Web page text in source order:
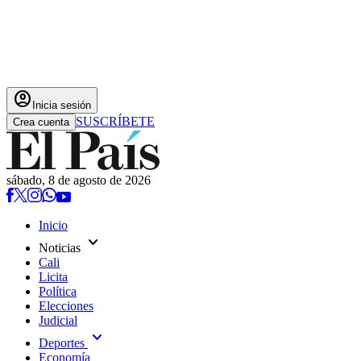
account_circle Inicia sesión
Crea cuenta SUSCRÍBETE
sábado, 8 de agosto de 2026
Inicio
Noticias expand_more
Cali
Licita
Política
Elecciones
Judicial
Deportes expand_more
Economía